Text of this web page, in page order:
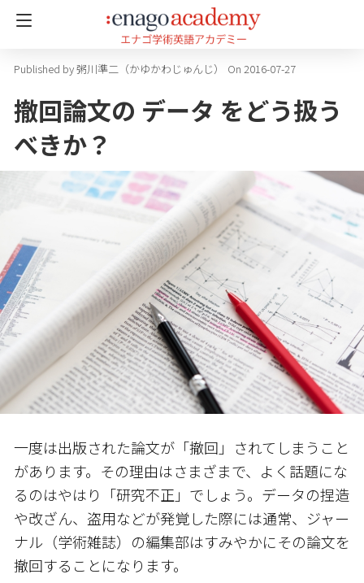
粥川準二（かゆかわじゅんじ） On 2016-07-27
撤回論文の データ をどう扱う
べきか？
一度は出版された論文が「撤回」されてしまうこと
があります。その理由はさまざまで、よく話題にな
るのはやはり「研究不正」でしょう。データの捏造
や改ざん、盗用などが発覚した際には通常、ジャー
ナル（学術雑誌）の編集部はすみやかにその論文を
撤回することになります。